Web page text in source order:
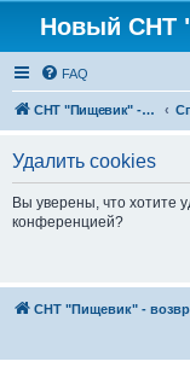
Новый СНТ
FAQ
СНТ "Пищевик" - возвращение на Главную страницу
Удалить cookies
Вы уверены, что хотите
конференцией?
СНТ "Пищевик" -